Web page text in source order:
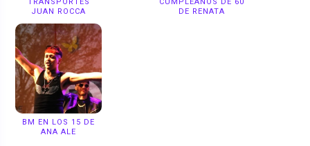
JUAN ROCCA
DE RENATA
BM EN LOS 15 DE
ANA ALE